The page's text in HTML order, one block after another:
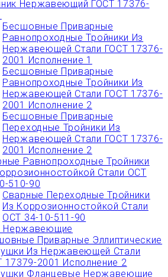
Нержавеющий ГОСТ 17376-
Бесшовные Приварные
Равнопроходные Тройники Из
Нержавеющей Стали ГОСТ 17376-
2001 Исполнение 1
Бесшовные Приварные
Равнопроходные Тройники Из
Нержавеющей Стали ГОСТ 17376-
2001 Исполнение 2
Бесшовные Приварные
Переходные Тройники Из
Нержавеющей Стали ГОСТ 17376-
2001 Исполнение 2
Равнопроходные Тройники
Стали ОСТ
510-90
Сварные Переходные Тройники
Из Коррозионностойкой Стали
ОСТ 34-10-511-90
Нержавеющие
Приварные Эллиптические
Из Нержавеющей Стали
17379-2001 Исполнение 2
Фланцевые Нержавеющие